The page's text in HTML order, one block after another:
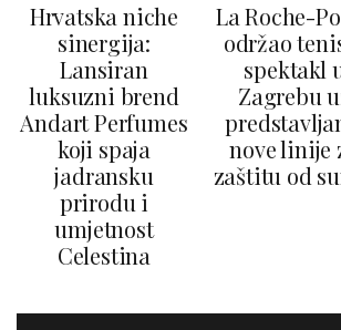
Hrvatska niche
sinergija:
Lansiran
luksuzni brend
Andart Perfumes
koji spaja
jadransku
prirodu i
umjetnost
Celestina
La Roche-
održao
spektakl
Zagrebu
nove linije
zaštitu od